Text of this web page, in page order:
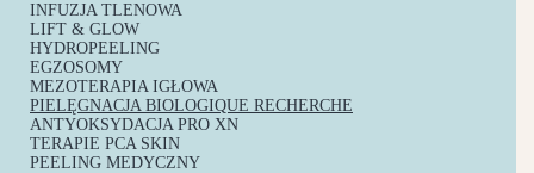
INFUZJA TLENOWA
LIFT & GLOW
HYDROPEELING
EGZOSOMY
MEZOTERAPIA IGŁOWA
PIELĘGNACJA BIOLOGIQUE RECHERCHE
ANTYOKSYDACJA PRO XN
TERAPIE PCA SKIN
PEELING MEDYCZNY